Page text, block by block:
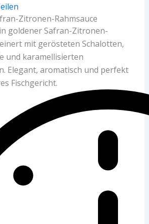
Zitronen-Rahmsauce
goldener Safran-Zitronen-
mit gerösteten Schalotten,
und karamellisierten
Elegant, aromatisch und perfekt
Fischgericht.